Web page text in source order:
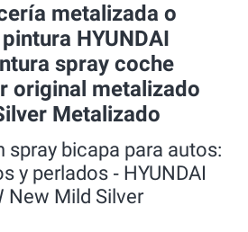
metalizada o
HYUNDAI
spray coche
original metalizado
Metalizado
spray bicapa para autos:
y perlados ‐ HYUNDAI
New Mild Silver